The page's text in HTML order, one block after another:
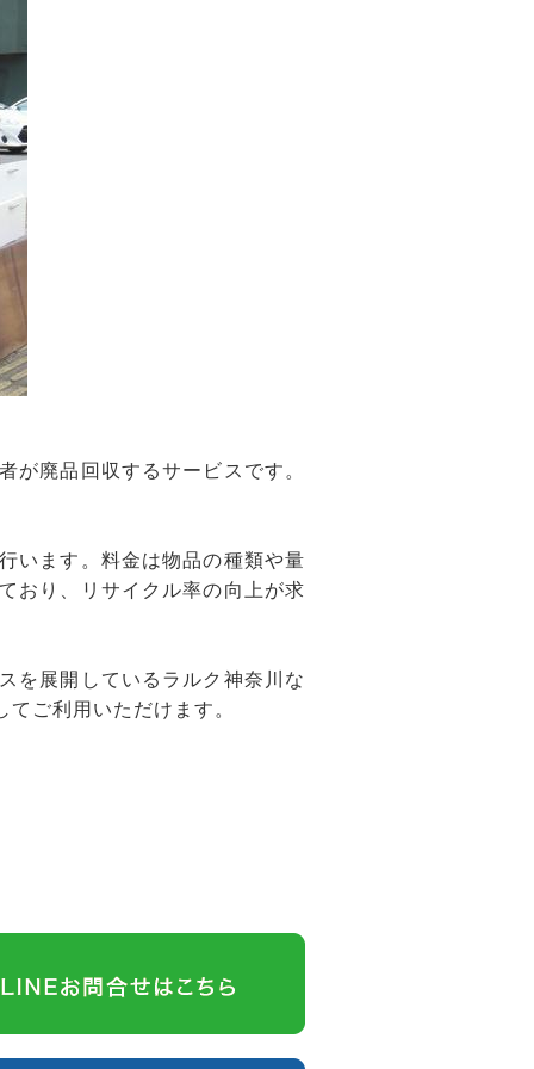
が廃品回収するサービスです。
います。料金は物品の種類や量
おり、リサイクル率の向上が求
を展開しているラルク神奈川な
ご利用いただけます。